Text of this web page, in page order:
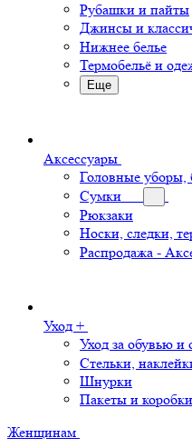
Рубашки и пайты
Джинсы и
Нижнее белье
Термобельё и
Еще
Аксессуары
Головные уборы,
Сумки
Рюкзаки
Носки, следки,
Распродажа -
Уход +
Уход за обувью и
Стельки,
Шнурки
Пакеты и коробки
Женщинам